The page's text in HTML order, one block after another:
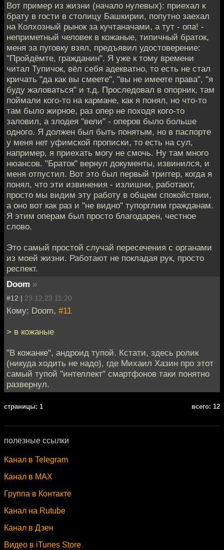
Вот пример из жизни (начало нулевых): приехал к
брату в гости в столицу Башкирии, попутно заехал
на Колхозный рынок за кучтаначами, а тут - опа! -
неприметный человек в кожаные, типичный браток,
меня за пуговку взял, предъявил удостоверение:
"Пройдёмте, гражданин". Я уже к тому времени
читал Тупичок, вёл себя адекватно, то есть не стал
кричать "да как вы смеете", "вы не имеете права", "я
буду жаловаться" и т.д. Проследовал в опорник, там
поймали кого-то на кармане, как я понял, но что-то
там было жирное, раз опер не походя кого-то
заловил, а злодея "вели" - оперов было больше
одного. Я должен был быть понятым, но в паспорте
у меня нет уфимской прописки, то есть на сул,
например, я приехать могу не смочь. Ну там много
нюансов. "Браток" вернул документы, извинился, и
меня отпустил. Вот это был первый триггер, когда я
понял, что эти извинения - излишни, работают,
просто мы видим эту работу в общем спокойствии,
а оно вот как раз и "не видно" тупорглим гражданам.
Я этим операм был просто благодарен, честное
слово.
Это самый простой случай пересечения с органами
из моей жизни. Работают не покладая рук, просто
респект.
Doom »
#12 | 23.12.23 11:20
Кому: Doom, #11
> в кожаные
"В кожанке", андроид тупой. Кстати, здесь ролик
(никуда ходить не надо), где Михаил Хазин про этот
самый тупой "интеллект" смартфонов таки понятно
развернул.
cтраницы: 1 всего: 12
полезные ссылки
Канал в Telegram
Канал в MAX
Группа в Контакте
Канал на Rutube
Канал в Дзен
Видео в iTunes Store